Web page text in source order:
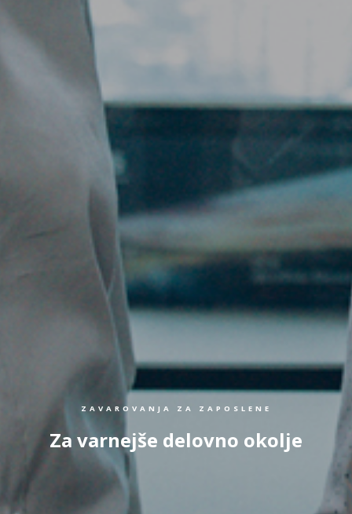
ZAVAROVANJA ZA ZAPOSLENE
Za varnejše delovno okolje